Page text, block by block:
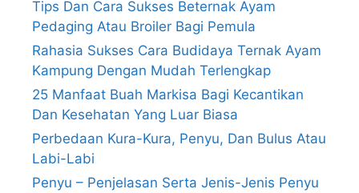
Tips Dan Cara Sukses Beternak Ayam
Pedaging Atau Broiler Bagi Pemula
Rahasia Sukses Cara Budidaya Ternak Ayam
Kampung Dengan Mudah Terlengkap
25 Manfaat Buah Markisa Bagi Kecantikan
Dan Kesehatan Yang Luar Biasa
Perbedaan Kura-Kura, Penyu, Dan Bulus Atau
Labi-Labi
Penyu – Penjelasan Serta Jenis-Jenis Penyu